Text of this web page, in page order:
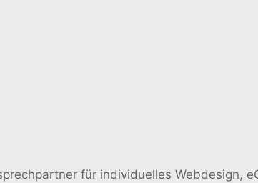
für individuelles Webdesign,